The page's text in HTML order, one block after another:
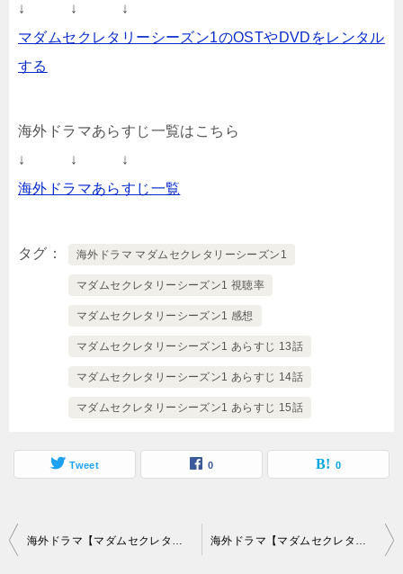
↓ ↓ ↓
マダムセクレタリーシーズン1のOSTやDVDをレンタル
する
海外ドラマあらすじ一覧はこちら
↓ ↓ ↓
海外ドラマあらすじ一覧
タグ 海外ドラマ マダムセクレタリーシーズン1
マダムセクレタリーシーズン1 視聴率
マダムセクレタリーシーズン1 感想
マダムセクレタリーシーズン1 あらすじ 13話
マダムセクレタリーシーズン1 あらすじ 14話
マダムセクレタリーシーズン1 あらすじ 15話
Tweet 0 0
投
海外ドラマ【マダムセクレタリーシーズン1】あらすじ10話～12話と感想-彼女の過去を知る者 海外ドラマ【マダムセクレタリーシーズン1】あらすじ16話～18話と感想-エリザベスにふりかかる課題